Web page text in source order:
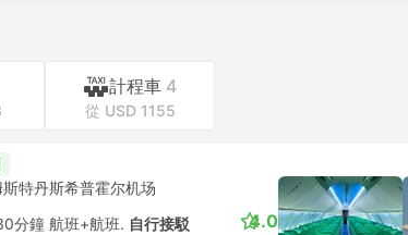
計程車 4
從 USD 1155
特丹斯希普霍尔机场
分鐘 航班+航班. 自行接駁 4.0